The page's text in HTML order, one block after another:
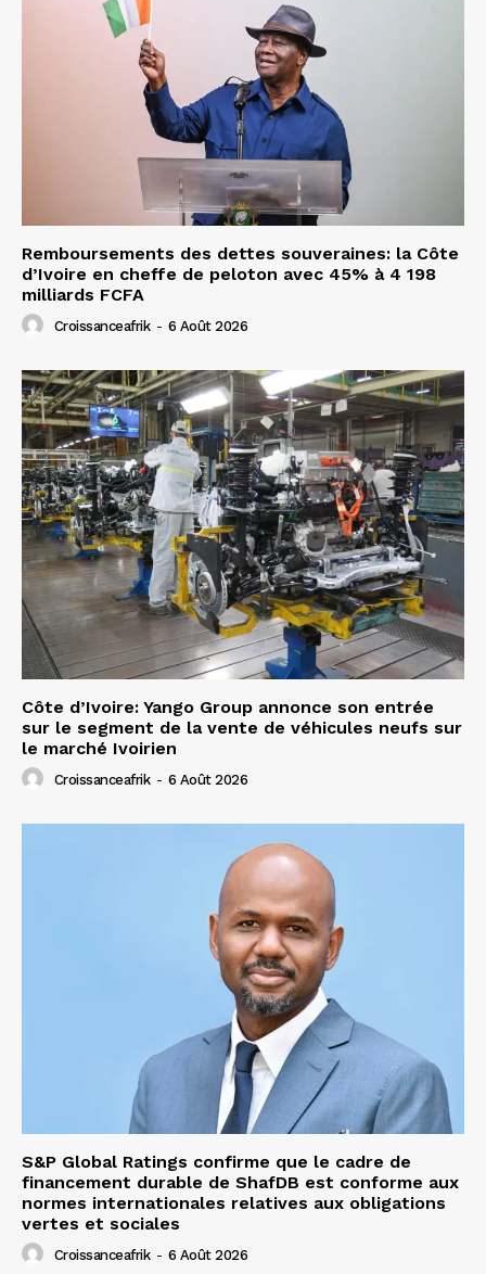
Remboursements des dettes souveraines: la Côte
d’Ivoire en cheffe de peloton avec 45% à 4 198
milliards FCFA
Croissanceafrik - 6 Août 2026
Côte d’Ivoire: Yango Group annonce son entrée
sur le segment de la vente de véhicules neufs sur
le marché Ivoirien
Croissanceafrik - 6 Août 2026
S&P Global Ratings confirme que le cadre de
financement durable de ShafDB est conforme aux
normes internationales relatives aux obligations
vertes et sociales
Croissanceafrik - 6 Août 2026